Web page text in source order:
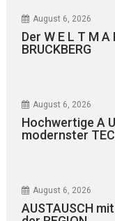
August 6, 2026
Der W E L T M A
BRUCKBERG
August 6, 2026
Hochwertige A
modernster
August 6, 2026
AUSTAUSCH